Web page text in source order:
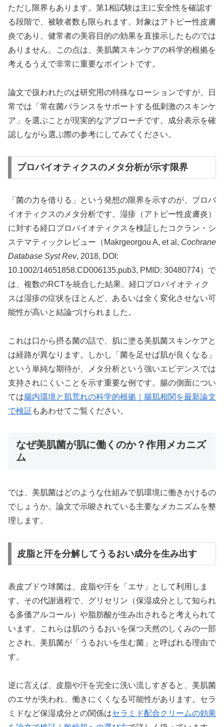
ただし限界もあります。第1相試験は主に安全性を確認す
る段階で、被験者数も限られます。対象はアトピー性皮膚
炎であり、健常者の美容目的の効果を直接示したものでは
ありません。この点は、美肌菌スキンケアの科学的根拠を
考えるうえで非常に重要なポイントです。
論文で扱われたのは研究用の特殊なローションですが、日
常では「常在菌バランスをサポートする低刺激のスキンケ
ア」を選ぶことが現実的なアプローチです。成分表示を確
認しながら選ぶ際の参考にしてみてください。
プロバイオティクスのメタ分析が示す限界
「菌の力を借りる」という発想の限界を示すのが、プロバ
イオティクスのメタ分析です。湿疹（アトピー性皮膚炎）
に対する経口プロバイオティクスを検証したコクラン・シ
ステマティックレビュー（Makrgeorgou A, et al, Cochrane
Database Syst Rev, 2018, DOI:
10.1002/14651858.CD006135.pub3, PMID: 30480774）で
は、複数のRCTを統合した結果、経口プロバイオティク
スは湿疹の症状をほとんど、あるいは全く変化させない可
能性が高いと結論づけられました。
これは口から摂る菌の話で、肌に塗る美肌菌スキンケアと
は経路が異なります。しかし「菌を足せば肌が良くなる」
という単純な期待が、メタ分析という強いエビデンスでは
支持されにくいことを示す重要な例です。腸の側面につい
ては腸内環境と肌荒れの科学的根拠｜腸肌相関を最新論文
で検証 もあわせてご覧ください。
なぜ美肌菌が肌に働くのか？作用メカニズ
ム
では、美肌菌はどのような仕組みで肌環境に働きかけるの
でしょうか。論文で示唆されている主要なメカニズムを整
理します。
皮脂と汗を分解してうるおい成分を生み出す
表皮ブドウ球菌は、皮脂や汗を「エサ」として利用しま
す。その代謝過程で、グリセリン（保湿成分として知られ
る多価アルコール）や脂肪酸が生み出されると考えられて
います。これらは肌のうるおいを保つ天然のしくみの一部
とされ、美肌菌が「うるおいを生む菌」と呼ばれる理由で
す。
逆に言えば、皮脂や汗を完全に洗い流しすぎると、美肌菌
のエサが失われ、働きにくくなる可能性があります。セラ
ミドなど保湿成分との関係はセラミド配合クリームの効果